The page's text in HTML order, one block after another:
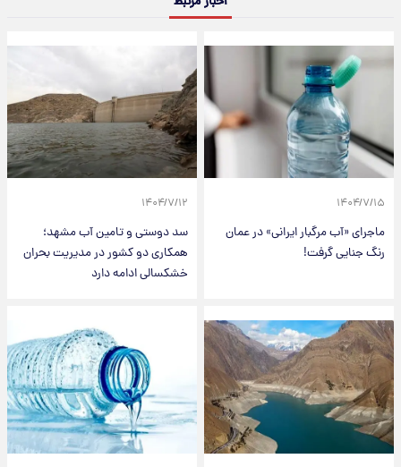
۱۴۰۴/۷/۱۵
ماجرای «آب مرگبار ایرانی» در عمان
رنگ جنایی گرفت!
۱۴۰۴/۷/۱۲
سد دوستی و تامین آب مشهد؛
همکاری دو کشور در مدیریت بحران
خشکسالی ادامه دارد